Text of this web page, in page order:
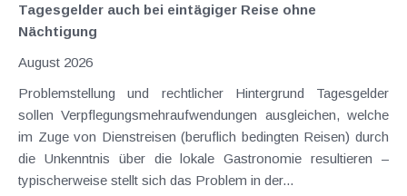
Tagesgelder auch bei eintägiger Reise ohne
Nächtigung
August 2026
Problemstellung und rechtlicher Hintergrund Tagesgelder
sollen Verpflegungsmehraufwendungen ausgleichen, welche
im Zuge von Dienstreisen (beruflich bedingten Reisen) durch
die Unkenntnis über die lokale Gastronomie resultieren –
typischerweise stellt sich das Problem in der...